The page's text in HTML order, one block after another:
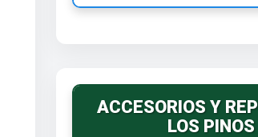
ACCESORIOS Y
LOS PINOS